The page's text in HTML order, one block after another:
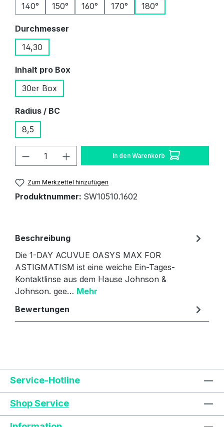
140°
150° 160° 170° 180°
Durchmesser
14,30
Inhalt pro Box
30er Box
Radius / BCauswählen
8,5
Produkt Anzahl: Gib den
In den Warenkorb
Zum Merkzettel hinzufügen
Produktnummer: SW10510.1602
Beschreibung
Die 1-DAY ACUVUE OASYS MAX FOR
ASTIGMATISM ist eine weiche Ein-Tages-
Kontaktlinse aus dem Hause Johnson &
Johnson. gee… Mehr
Bewertungen
Service-Hotline
Shop Service
Text vergrößern Hochkontrastmodus
Farben invertieren